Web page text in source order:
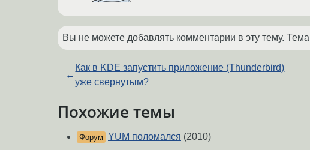
Вы не можете добавлять комментарии в эту тему.
←
Как в KDE запустить приложение (Thunderbird)
уже свернутым?
Похожие темы
Форум YUM поломался (2010)